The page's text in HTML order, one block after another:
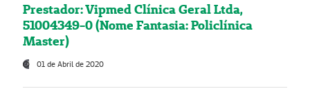
Prestador: Vipmed Clínica Geral Ltda,
51004349-0 (Nome Fantasia: Policlínica
Master)
01 de Abril de 2020